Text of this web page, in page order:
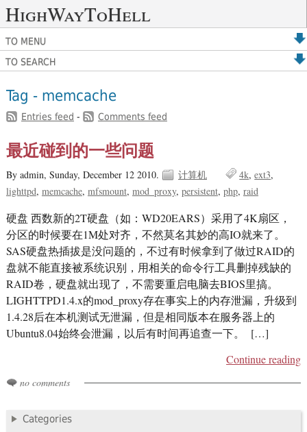
HighWayToHell
TO MENU
TO SEARCH
Tag - memcache
Entries feed - Comments feed
最近碰到的一些问题
By admin, Sunday, December 12 2010. 计算机 4k ext3
lighttpd memcache mfsmount mod_proxy persistent php raid
硬盘 西数新的2T硬盘（如：WD20EARS）采用了4K扇区，
分区的时候要在1M处对齐，不然莫名其妙的高IO就来了。
SAS硬盘热插拔是没问题的，不过有时候拿到了做过RAID的
盘就不能直接被系统识别，用相关的命令行工具删掉残缺的
RAID卷，硬盘就出现了，不需要重启电脑去BIOS里搞。
LIGHTTPD1.4.x的mod_proxy存在事实上的内存泄漏，升级到
1.4.28后在本机测试无泄漏，但是相同版本在服务器上的
Ubuntu8.04始终会泄漏，以后有时间再追查一下。 […]
Continue reading
no comments
Categories